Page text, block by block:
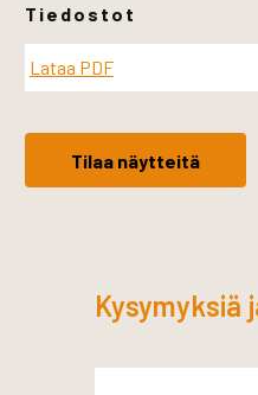
Tiedostot
Lataa PDF
Tilaa näytteitä
Kysymyksiä